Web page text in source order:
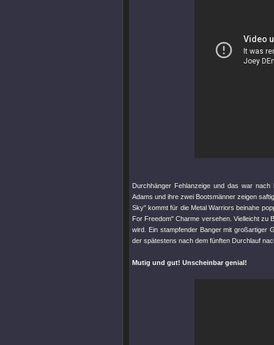
Durchhänger Fehlanzeige und das war
Adams und ihre zwei Bootsmänner zeigen
Sky" kommt für die Metal Warriors beinahe
For Freedom" Charme versehen. Vielleicht zu
wird. Ein stampfender Banger mit großartiger
der spätestens nach dem fünften Durchlauf
Mutig und gut! Unscheinbar genial!